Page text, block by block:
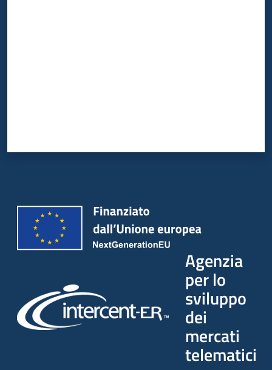
Agenzia
per lo
sviluppo
dei
mercati
telematici